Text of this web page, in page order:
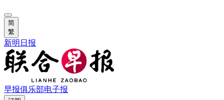
简
繁
新明日报
早报俱乐部电子报